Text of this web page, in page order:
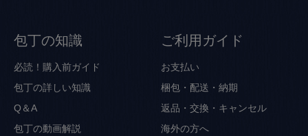
包丁の知識
必読！購入前ガイド
包丁の詳しい知識
Q＆A
包丁の動画解説
ご利用ガイド
お支払い
梱包・配送・納期
返品・交換・キャンセル
海外の方へ